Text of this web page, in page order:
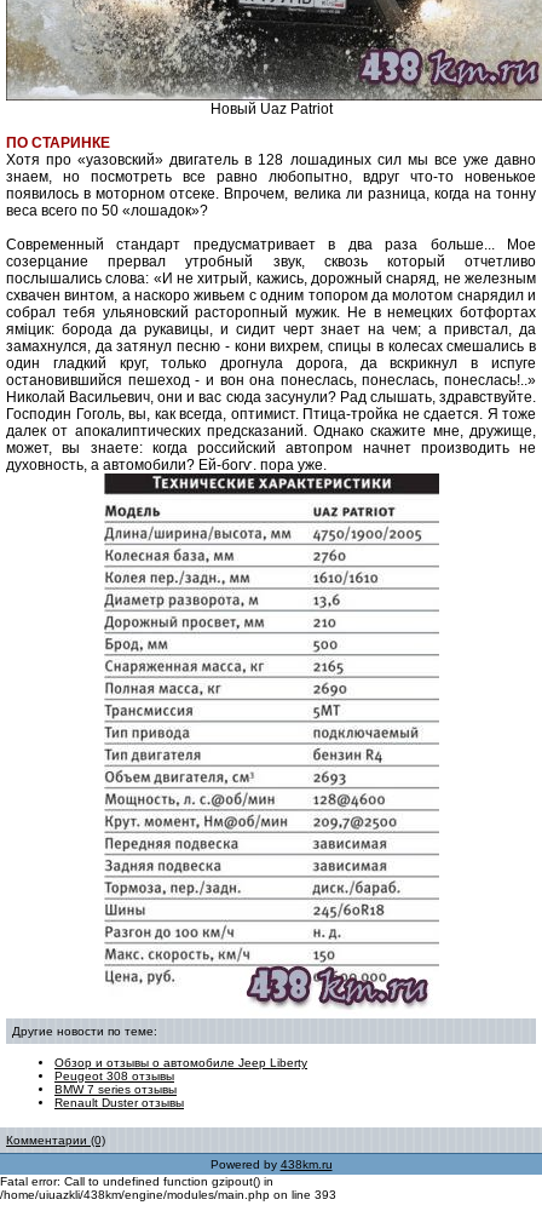
Новый Uaz Patriot
ПО СТАРИНКЕ
Хотя про «уазовский» двигатель в 128 лошадиных сил мы все уже давно
знаем, но посмотреть все равно любопытно, вдруг что-то новенькое
появилось в моторном отсеке. Впрочем, велика ли разница, когда на тонну
веса всего по 50 «лошадок»?
Современный стандарт предусматривает в два раза больше... Мое
созерцание прервал утробный звук, сквозь который отчетливо
послышались слова: «И не хитрый, кажись, дорожный снаряд, не железным
схвачен винтом, а наскоро живьем с одним топором да молотом снарядил и
собрал тебя ульяновский расторопный мужик. Не в немецких ботфортах
яміцик: борода да рукавицы, и сидит черт знает на чем; а привстал, да
замахнулся, да затянул песню - кони вихрем, спицы в колесах смешались в
один гладкий круг, только дрогнула дорога, да вскрикнул в испуге
остановившийся пешеход - и вон она понеслась, понеслась, понеслась!..»
Николай Васильевич, они и вас сюда засунули? Рад слышать, здравствуйте.
Господин Гоголь, вы, как всегда, оптимист. Птица-тройка не сдается. Я тоже
далек от апокалиптических предсказаний. Однако скажите мне, дружище,
может, вы знаете: когда российский автопром начнет производить не
духовность, а автомобили? Ей-богѵ. пора уже.
Другие новости по теме:
Обзор и отзывы о автомобиле Jeep Liberty
Peugeot 308 отзывы
BMW 7 series отзывы
Renault Duster отзывы
Комментарии (0)
Powered by 438km.ru
Fatal error: Call to undefined function gzipout() in
/home/uiuazkli/438km/engine/modules/main.php on line 393